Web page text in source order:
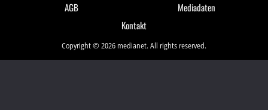
AGB
Mediadaten
Kontakt
Copyright © 2026 medianet. All rights reserved.